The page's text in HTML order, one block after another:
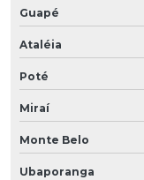
Guapé
Ataléia
Poté
Miraí
Monte Belo
Ubaporanga